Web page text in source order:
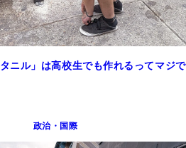
ニル」は高校生でも作れるってマジで
政治・国際